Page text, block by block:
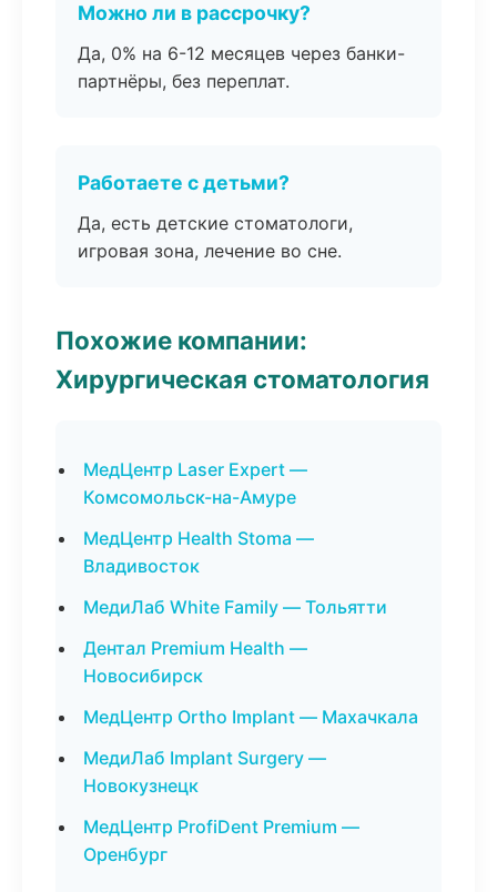
Можно ли в рассрочку?
Да, 0% на 6-12 месяцев через банки-
партнёры, без переплат.
Работаете с детьми?
Да, есть детские стоматологи,
игровая зона, лечение во сне.
Похожие компании:
Хирургическая стоматология
МедЦентр Laser Expert —
Комсомольск-на-Амуре
МедЦентр Health Stoma —
Владивосток
МедиЛаб White Family — Тольятти
Дентал Premium Health —
Новосибирск
МедЦентр Ortho Implant — Махачкала
МедиЛаб Implant Surgery —
Новокузнецк
МедЦентр ProfiDent Premium —
Оренбург